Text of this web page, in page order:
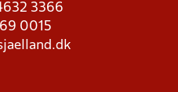
3366
0015